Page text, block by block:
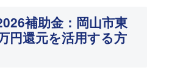
補助金：岡山市東
円還元を活用する方